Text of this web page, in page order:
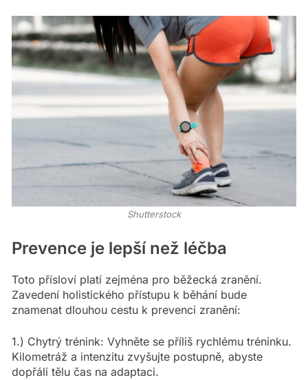
Shutterstock
Prevence je lepší než léčba
Toto přísloví platí zejména pro běžecká zranění.
Zavedení holistického přístupu k běhání bude
znamenat dlouhou cestu k prevenci zranění:
1.) Chytrý trénink: Vyhněte se příliš rychlému tréninku.
Kilometráž a intenzitu zvyšujte postupně, abyste
dopřáli tělu čas na adaptaci.